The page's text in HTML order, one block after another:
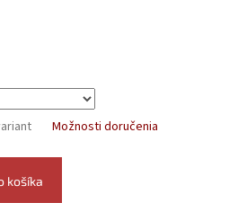
Možnosti doručenia
košíka